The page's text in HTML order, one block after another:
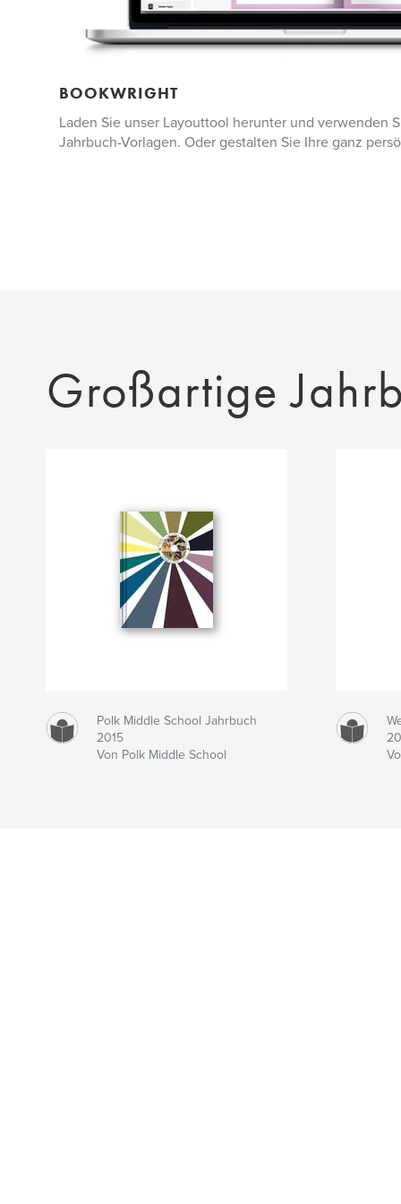
BOOKWRIGHT
Laden Sie unser Layouttool herunter und verwenden
Jahrbuch-Vorlagen. Oder gestalten Sie Ihre ganz
Großartige
Polk Middle School Jahrbuch
2015
Von Polk Middle School